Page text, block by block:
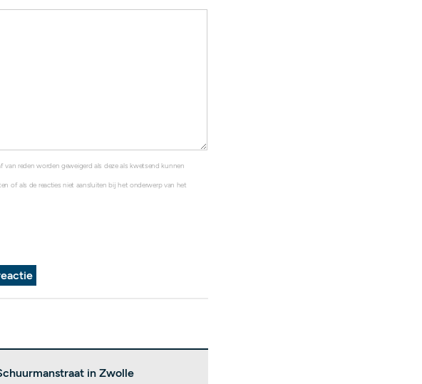
reden worden geweigerd als deze als kwetsend kunnen
of als de reacties niet aansluiten bij het onderwerp van het
in Zwolle